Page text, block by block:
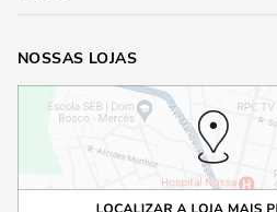
NOSSAS LOJAS